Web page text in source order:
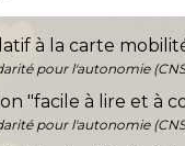
à la carte
pour l'autonomie
"facile à lire et à
pour l'autonomie